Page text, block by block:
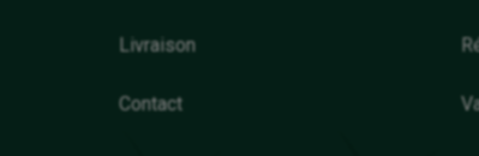
Livraison
Contact